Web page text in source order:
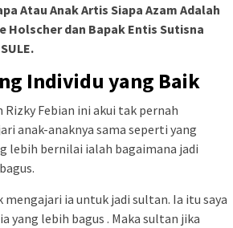
Atau Anak Artis Siapa Azam Adalah
Holscher dan Bapak Entis Sutisna
Individu yang Baik
Rizky Febian ini akui tak pernah
anak-anaknya sama seperti yang
lebih bernilai ialah bagaimana jadi
mengajari ia untuk jadi sultan. Ia itu saya
yang lebih bagus . Maka sultan jika